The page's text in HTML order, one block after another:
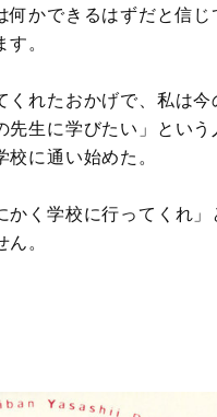
かできるはずだと信
。
れたおかげで、私は
生に学びたい」とい
に通い始めた。
かく学校に行ってくれ
。